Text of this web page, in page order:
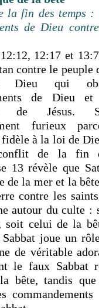
la fin des temps :
de Dieu
12:17 et
contre le peuple
Dieu qui
de Dieu
de Jésus.
furieux
fidèle à la loi de
de la fin
13 révèle que
de la mer et la
contre les
autour du culte :
soit celui de la
joue un
de véritable
le faux Sabbat
bête, tandis